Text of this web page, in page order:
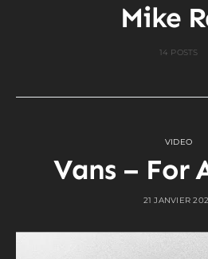
Mike
14 POSTS
VIDEO
Vans – For
21 JANVIER